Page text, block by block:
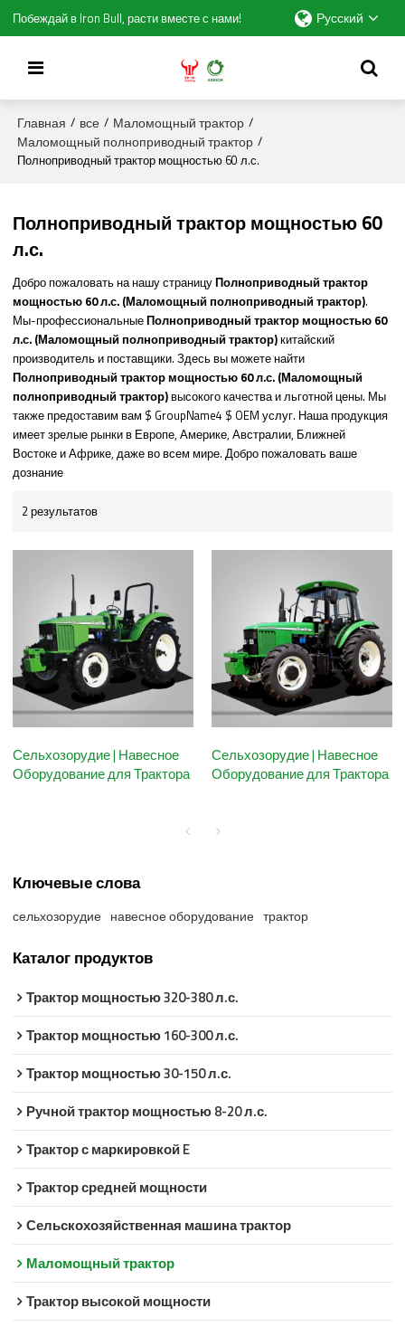
Побеждай в Iron Bull, расти вместе с нами! Русский
Главная / все / Маломощный трактор /
Маломощный полноприводный трактор /
Полноприводный трактор мощностью 60 л.с.
Полноприводный трактор мощностью 60
л.с.
Добро пожаловать на нашу страницуПолноприводный трактор
мощностью 60 л.с. (Маломощный полноприводный трактор).
Мы-профессиональныеПолноприводный трактор мощностью 60
л.с. (Маломощный полноприводный трактор)китайский
производитель и поставщики. Здесь вы можете найти
Полноприводный трактор мощностью 60 л.с. (Маломощный
полноприводный трактор)высокого качества и льготной цены. Мы
также предоставим вам $ GroupName4 $ OEM услуг. Наша продукция
имеет зрелые рынки в Европе, Америке, Австралии, Ближней
Востоке и Африке, даже во всем мире. Добро пожаловать ваше
дознание
2 результатов
Сельхозорудие | Навесное
Оборудование для Трактора
Сельхозорудие | Навесное
Оборудование для Трактора
Ключевые слова
сельхозорудие навесное оборудование трактор
Каталог продуктов
Трактор мощностью 320-380 л.с.
Трактор мощностью 160-300 л.с.
Трактор мощностью 30-150 л.с.
Ручной трактор мощностью 8-20 л.с.
Трактор с маркировкой E
Трактор средней мощности
Сельскохозяйственная машина трактор
Маломощный трактор
Трактор высокой мощности